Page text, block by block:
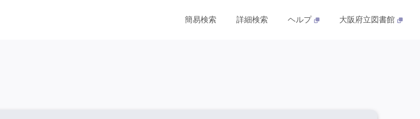
簡易検索 詳細検索 ヘルプ 大阪府立図書館